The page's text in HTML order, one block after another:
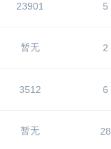
23901 5
暂无 2
3512 6
暂无 28